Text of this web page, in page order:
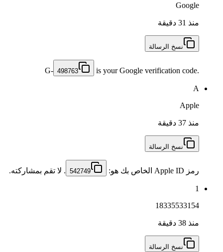
Google
منذ 31 دقيقة
نسخ الرسالة
G- 498763 is your Google verification code.
A
Apple
منذ 37 دقيقة
نسخ الرسالة
رمز Apple ID الخاص بك هو: 542749 . لا تقم بمشاركته.
1
18335533154
منذ 38 دقيقة
نسخ الرسالة